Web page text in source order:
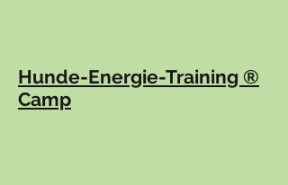
Hunde-Energie-Training ®
Camp